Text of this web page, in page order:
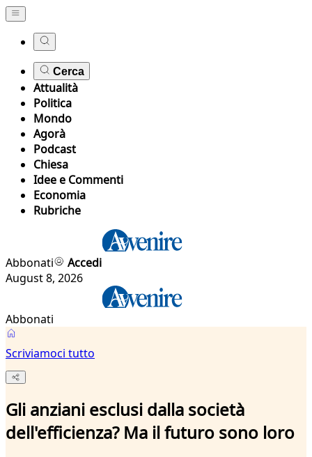
Cerca
Attualità
Politica
Mondo
Agorà
Podcast
Chiesa
Idee e Commenti
Economia
Rubriche
Abbonati
Accedi
August 8, 2026
Abbonati
Scriviamoci tutto
Gli anziani esclusi dalla società
dell'efficienza? Ma il futuro sono loro